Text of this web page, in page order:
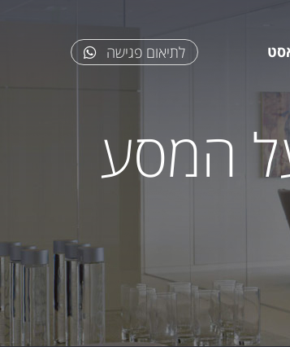
לתיאום פגישה
המסע